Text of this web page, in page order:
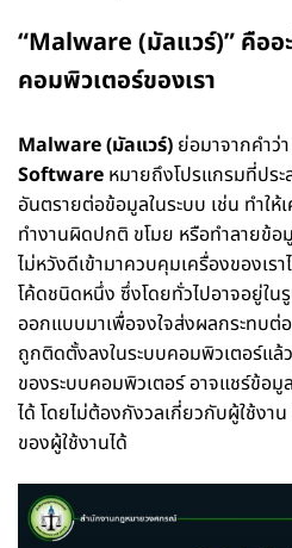
“Malware (มัลแวร์)” คืออ
คอมพิวเตอร์ของเรา
Malware (มัลแวร์) ย่อมาจากคำว่า
Software หมายถึงโปรแกรมที่ปร
อันตรายต่อข้อมูลในระบบ เช่น ทำให้
ทำงานผิดปกติ ขโมย หรือทำลายข้อ
ไม่หวังดีเข้ามาควบคุมเครื่องของเร
โค้ดชนิดหนึ่ง ซึ่งโดยทั่วไปอาจอยู่ใ
ออกแบบมาเพื่อจงใจส่งผลกระทบต่
ถูกติดตั้งลงในระบบคอมพิวเตอร์แล้
ของระบบคอมพิวเตอร์ อาจแชร์ข้อมูล
ได้ โดยไม่ต้องกังวลเกี่ยวกับผู้ใช้งา
ของผู้ใช้งานได้